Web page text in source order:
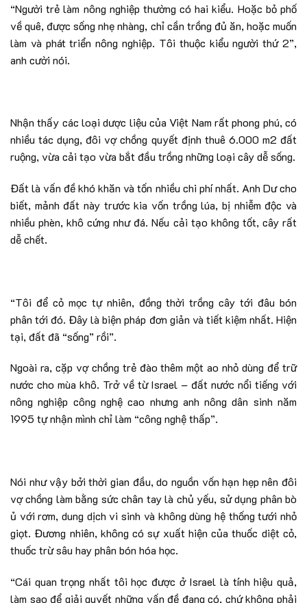
“Người trẻ làm nông nghiệp thường có hai kiểu. Hoặc bỏ phố
về quê, được sống nhẹ nhàng, chỉ cần trồng đủ ăn, hoặc muốn
làm và phát triển nông nghiệp. Tôi thuộc kiểu người thứ 2”,
anh cười nói.
Nhận thấy các loại dược liệu của Việt Nam rất phong phú, có
nhiều tác dụng, đôi vợ chồng quyết định thuê 6.000 m2 đất
ruộng, vừa cải tạo vừa bắt đầu trồng những loại cây dễ sống.
Đất là vấn đề khó khăn và tốn nhiều chi phí nhất. Anh Dư cho
biết, mảnh đất này trước kia vốn trồng lúa, bị nhiễm độc và
nhiều phèn, khô cứng như đá. Nếu cải tạo không tốt, cây rất
dễ chết.
“Tôi để cỏ mọc tự nhiên, đồng thời trồng cây tới đâu bón
phân tới đó. Đây là biện pháp đơn giản và tiết kiệm nhất. Hiện
tại, đất đã “sống” rồi”.
Ngoài ra, cặp vợ chồng trẻ đào thêm một ao nhỏ dùng để trữ
nước cho mùa khô. Trở về từ Israel – đất nước nổi tiếng với
nông nghiệp công nghệ cao nhưng anh nông dân sinh năm
1995 tự nhận mình chỉ làm “công nghệ thấp”.
Nói như vậy bởi thời gian đầu, do nguồn vốn hạn hẹp nên đôi
vợ chồng làm bằng sức chân tay là chủ yếu, sử dụng phân bò
ủ với rơm, dung dịch vi sinh và không dùng hệ thống tưới nhỏ
giọt. Đương nhiên, không có sự xuất hiện của thuốc diệt cỏ,
thuốc trừ sâu hay phân bón hóa học.
“Cái quan trọng nhất tôi học được ở Israel là tính hiệu quả,
làm sao để giải quyết những vấn đề đang có, chứ không phải